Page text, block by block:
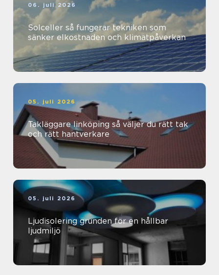
06. juli 2026
Solceller så fungerar tekniken som
sänker elkostnaden och klimatpåverkan
05. juli 2026
Takläggare linköping så väljer du rätt tak
och rätt hantverkare
05. juli 2026
Ljudisolering grunden för en hållbar
ljudmiljö